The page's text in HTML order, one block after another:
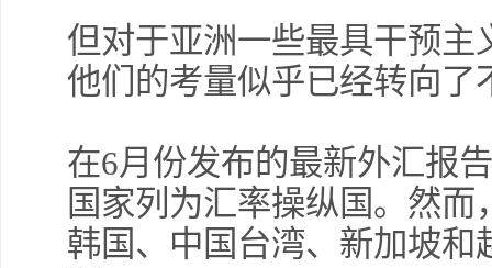
但对于亚洲一些最具干预
他们的考量似乎已经转向了
在6月份发布的最新外汇报
国家列为汇率操纵国。然
韩国、中国台湾、新加坡